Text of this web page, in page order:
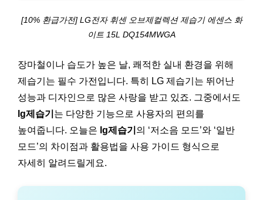
[10% 환급가전] LG전자 휘센 오브제컬렉션 제습기 에센스 화
이트 15L DQ154MWGA
장마철이나 습도가 높은 날, 쾌적한 실내 환경을 위해
제습기는 필수 가전입니다. 특히 LG 제습기는 뛰어난
성능과 디자인으로 많은 사랑을 받고 있죠. 그중에서도
lg제습기 는 다양한 기능으로 사용자의 편의를
높여줍니다. 오늘은 lg제습기 의 ‘저소음 모드’와 ‘일반
모드’의 차이점과 활용법을 사용 가이드 형식으로
자세히 알려드릴게요.